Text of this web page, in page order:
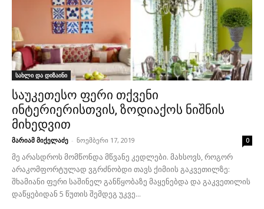
სახლი და დიზაინი
საუკეთესო ფერი თქვენი
ინტერიერისთვის, ზოდიაქოს ნიშნის
მიხედვით
მარიამ მიქელაძე - ნოემბერი 17, 2019 0
მე არასდროს მომწონდა მწვანე კედლები. მახსოვს, როგორ
არაკომფორტულად ვგრძნობდი თავს ქიმიის გაკვეთილზე:
შხამიანი ფერი საშინელ განწყობაზე მაყენებდა და გაკვეთილის
დაწყებიდან 5 წუთის შემდეგ უკვე...